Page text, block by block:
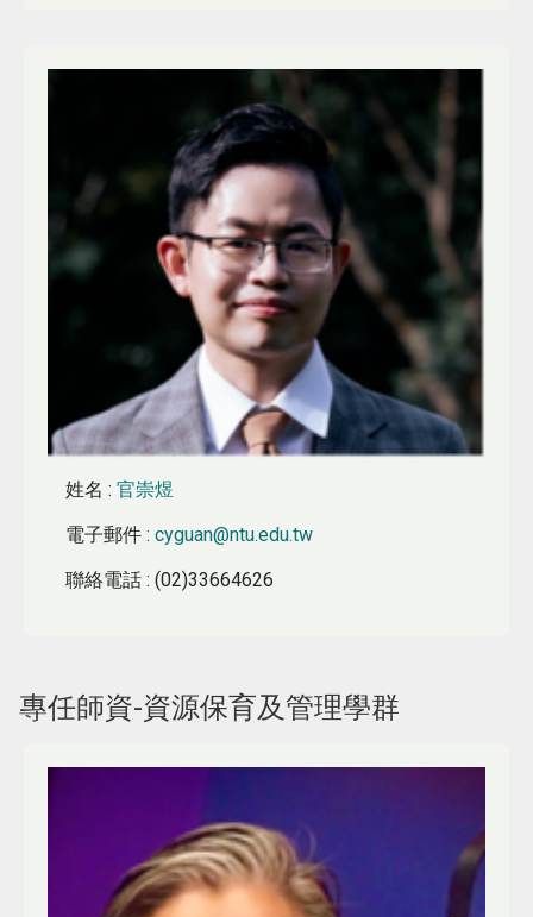
姓名 :官崇煜
電子郵件 :cyguan@ntu.edu.tw
聯絡電話 : (02)33664626
專任師資-資源保育及管理學群